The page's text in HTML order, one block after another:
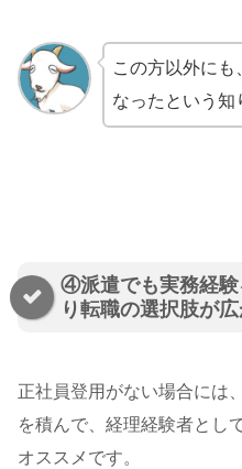
この方以外にも
なったという知
④派遣でも実務経験
り転職の選択肢が
正社員登用がない場合には
を積んで、経理経験者とし
オススメです。